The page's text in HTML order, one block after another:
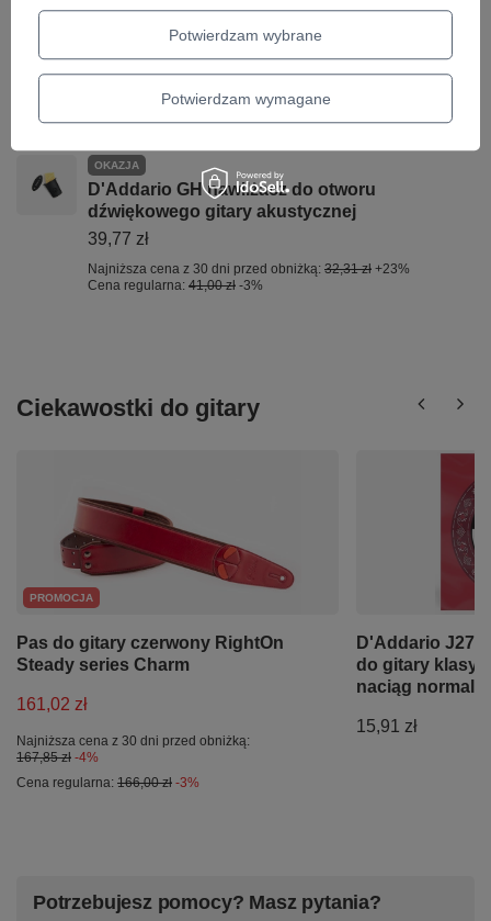
73,53 zł
Najniższa cena z 30 dni przed obniżką:
OKAZJA
D'Addario GH nawilżacz do otworu
dźwiękowego gitary akustycznej
39,77 zł
Najniższa cena z 30 dni przed obniżką: 32,31 zł +23%
Cena regularna: 41,00 zł -3%
Ciekawostki do gitary
PROMOCJA
Pas do gitary czerwony RightOn
Steady series Charm
161,02 zł
Najniższa cena z 30 dni przed obniżką:
167,85 zł -4%
Cena regularna: 166,00 zł -3%
D'Addario
do gitary
naciąg
15,91 zł
Potrzebujesz pomocy? Masz pytania?
Potwierdzam wybrane
Potwierdzam wymagane